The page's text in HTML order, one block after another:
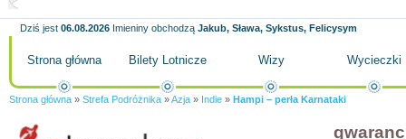
Dziś jest 06.08.2026 Imieniny obchodzą Jakub, Sława, Sykstus, Felicysym
Strona główna Bilety Lotnicze Wizy Wycieczki
Strona główna » Strefa Podróżnika »Azja » Indie » Hampi – perła Karnataki